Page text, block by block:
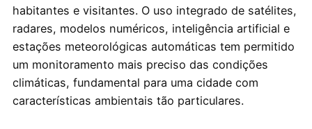
habitantes e visitantes. O uso integrado de satélites,
radares, modelos numéricos, inteligência artificial e
estações meteorológicas automáticas tem permitido
um monitoramento mais preciso das condições
climáticas, fundamental para uma cidade com
características ambientais tão particulares.